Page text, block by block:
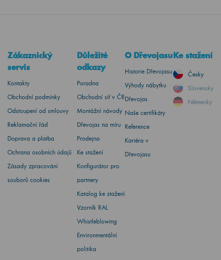
Zákaznický
servis
Kontakty
Obchodní podmínky
Odstoupení od smlouvy
Reklamační řád
Doprava a platba
Ochrana osobních údajů
Zásady zpracování
souborů cookies
Důležité
odkazy
Poradna
Obchodní síť v ČR
Montážní návody
Dřevojas na míru
Prodejna
Ke stažení
Konfigurátor pro
partnery
Katalog ke stažení
Vzorník RAL
Whistleblowing
Environmentální
politika
O Dřevojasu
Historie Dřevojasu
Výhody nábytku
Dřevojas
Naše certifikáty
Reference
Kariéra v
Dřevojasu
Ke stažení
Česky
Slovensky
Německy